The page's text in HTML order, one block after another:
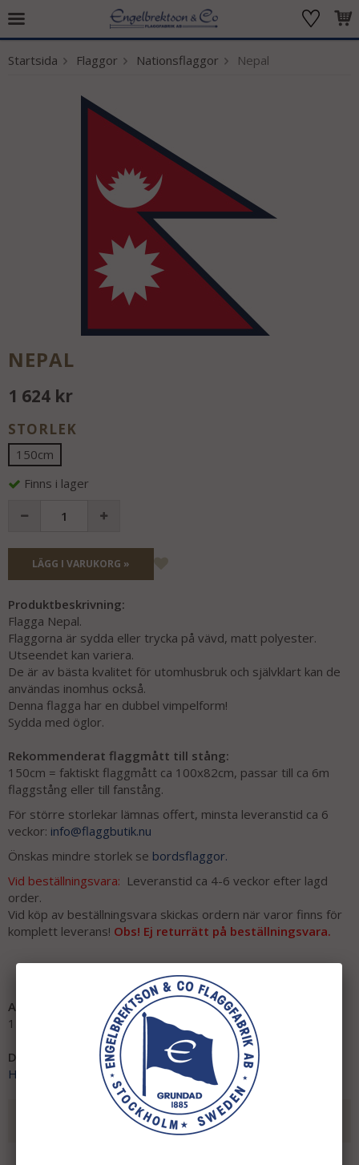
Produkten har blivit tillagd i varukorgen
Startsida Flaggor Nationsflaggor Nepal
NEPAL
1 624 kr
STORLEK
150cm
Finns i lager
LÄGG I VARUKORG »
Produktbeskrivning:
Flagga Nepal.
Flaggorna är sydda eller trycka på vävd, matt polyester.
Utseendet kan variera.
De är av bästa kvalitet för utomhusbruk och självklart kan de
användas inomhus också.
Denna flagga har en dubbel vimpelform!
Sydda med öglor.
Rekommenderat flaggmått till stång:
150cm = faktiskt flaggmått ca 100x82cm, passar till ca 6m
flaggstång eller till fanstång.
För större storlekar lämnas offert, minsta leveranstid ca 6
veckor: info@flaggbutik.nu
Önskas mindre storlek se bordsflaggor.
Vid beställningsvara: Leveranstid ca 4-6 veckor efter lagd
order.
Vid köp av beställningsvara skickas ordern när varor finns för
komplett leverans! Obs! Ej returrätt på beställningsvara.
Artikelnummer:
1145-150
Direktlänk:
Högerklicka och kopiera adressen
REKOMMENDERADE TILLBEHÖR TILL DENNA